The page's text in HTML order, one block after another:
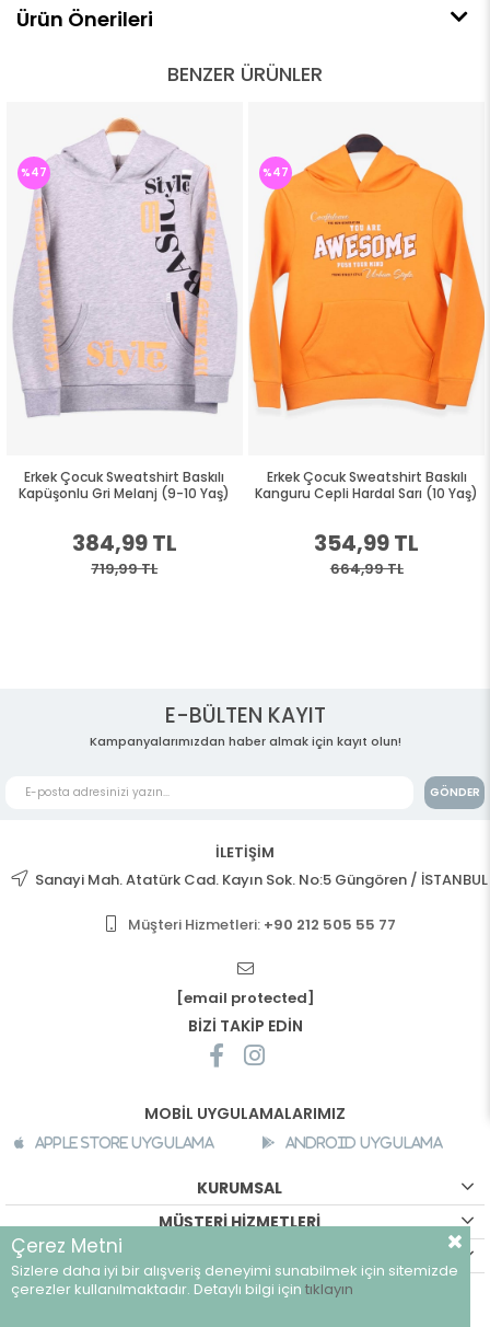
Ürün Önerileri
BENZER ÜRÜNLER
Erkek Çocuk Sweatshirt Baskılı
Kapüşonlu Gri Melanj (9-10 Yaş)
384,99 TL
719,99 TL
%47
Erkek Çocuk Sweatshirt Baskılı
Kanguru Cepli Hardal Sarı (10 Yaş)
354,99 TL
664,99 TL
%47
E-BÜLTEN KAYIT
Kampanyalarımızdan haber almak için kayıt olun!
GÖNDER
İLETİŞİM
Sanayi Mah. Atatürk Cad. Kayın Sok. No:5 Güngören / İSTANBUL
Müşteri Hizmetleri: +90 212 505 55 77
[email protected]
BİZİ TAKİP EDİN
MOBİL UYGULAMALARIMIZ
Apple Store Uygulama Android Uygulama
KURUMSAL
MÜŞTERİ HİZMETLERİ
©breeze.com.tr - Tüm hakları saklıdır.
Çerez Metni
Sizlere daha iyi bir alışveriş deneyimi sunabilmek için sitemizde
çerezler kullanılmaktadır. Detaylı bilgi için tıklayın